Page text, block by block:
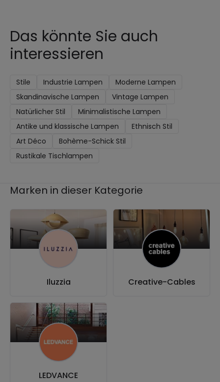
Das könnte Sie auch
interessieren
Stile Industrie Lampen
Moderne Lampen
Skandinavische Lampen
Vintage Lampen
Natürlicher Stil
Minimalistische Lampen
Antike und klassische Lampen
Ethnisch Stil
Art Déco
Bohème-Schick Stil
Rustikale Tischlampen
Marken in dieser Kategorie
Iluzzia Creative-Cables
LEDVANCE